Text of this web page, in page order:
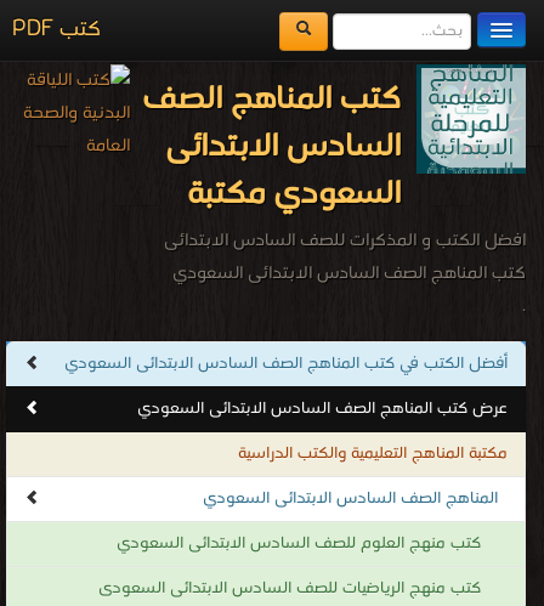
كتب PDF
مكتبة الكتب
المكتبات
يُقرأ حالياً
اضف كتاب
كتب المناهج الصف
السادس الابتدائى
السعودي مكتبة
افضل الكتب و المذكرات للصف السادس الابتدائى
كتب المناهج الصف السادس الابتدائى السعودي
.
أفضل الكتب في كتب المناهج الصف السادس الابتدائى السعودي
عرض كتب المناهج الصف السادس الابتدائى السعودي
مكتبة المناهج التعليمية والكتب الدراسية
المناهج الصف السادس الابتدائى السعودي
كتب منهج العلوم للصف السادس الابتدائى السعودي
كتب منهج الرياضيات للصف السادس الابتدائى السعودى